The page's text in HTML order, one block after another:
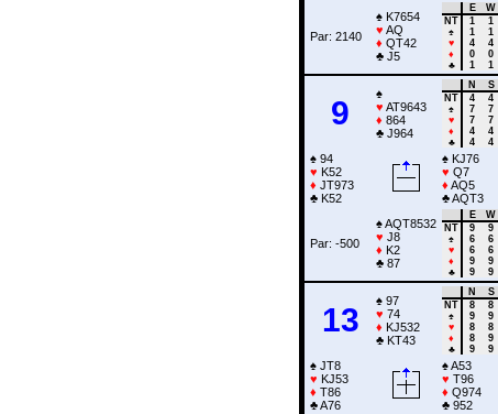
Par: 2140
♠ K7654
♥ AQ
♦ QT42
♣ J5
E
W
NT
1
1
♠
1
1
♥
4
4
♦
0
0
♣
1 1
9
♠
♥ AT9643
♦ 864
♣ J964
N
S
NT
4
4
♠
7
7
♥
7
7
♦
4
4
♣
4 4
♠ 94
♥ K52
♦ JT973
♣ K52
♠ KJ76
♥ Q7
♦ AQ5
♣AQT3
Par: -500
♠AQT8532
♥ J8
♦ K2
♣ 87
E
W
NT
9
9
♠
6
6
♥
6
6
♦
9
9
♣
9 9
13
♠ 97
♥ 74
♦ KJ532
♣ KT43
N
S
NT
8
8
♠
9
9
♥
8
8
♦
8
9
♣
9 9
♠ JT8
♥ KJ53
♦ T86
♣A76
♠A53
♥ T96
♦ Q974
♣ 952